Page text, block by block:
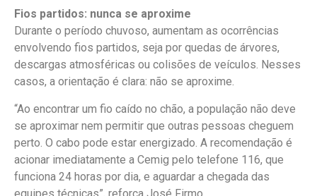
Fios partidos: nunca se aproxime
Durante o período chuvoso, aumentam as ocorrências
envolvendo fios partidos, seja por quedas de árvores,
descargas atmosféricas ou colisões de veículos. Nesses
casos, a orientação é clara: não se aproxime.
“Ao encontrar um fio caído no chão, a população não deve
se aproximar nem permitir que outras pessoas cheguem
perto. O cabo pode estar energizado. A recomendação é
acionar imediatamente a Cemig pelo telefone 116, que
funciona 24 horas por dia, e aguardar a chegada das
equipes técnicas”, reforça José Firmo.